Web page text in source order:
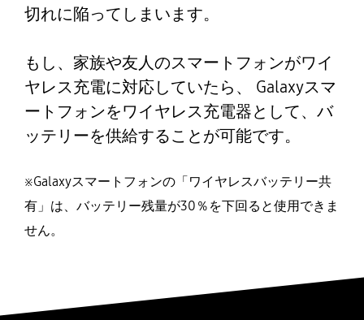
切れに陥ってしまいます。
もし、家族や友人のスマートフォンがワイ
ヤレス充電に対応していたら、 Galaxyスマ
ートフォンをワイヤレス充電器として、バ
ッテリーを供給することが可能です。
※Galaxyスマートフォンの「ワイヤレスバッテリー共
有」は、バッテリー残量が30％を下回ると使用できま
せん。